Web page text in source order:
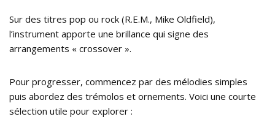
Sur des titres pop ou rock (R.E.M., Mike Oldfield),
l’instrument apporte une brillance qui signe des
arrangements « crossover ».
Pour progresser, commencez par des mélodies simples
puis abordez des trémolos et ornements. Voici une courte
sélection utile pour explorer :